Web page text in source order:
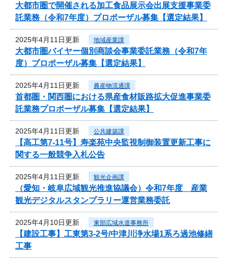
大都市圏で開催される加工食品展示会出展支援事業委
託業務（令和7年度）プロポーザル募集【選定結果】
2025年4月11日更新 地域産業課
大都市圏バイヤー個別商談会事業委託業務（令和7年
度）プロポーザル募集【選定結果】
2025年4月11日更新 農産物流通課
首都圏・関西圏における県産食材販路拡大促進事業委
託業務プロポーザル募集【選定結果】
2025年4月11日更新 公共建築課
【高工第7-11号】寿楽苑中央監視制御装置更新工事に
関する一般競争入札公告
2025年4月11日更新 観光企画課
（愛知・岐阜広域観光推進協議会）令和7年度 産業
観光デジタルスタンプラリー運営業務委託
2025年4月10日更新 東部広域水道事務所
【建設工事】工東第3-2号/中津川浄水場1系ろ過池修繕
工事